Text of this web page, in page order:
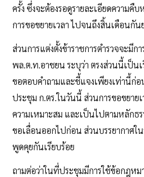
ครั้ง ซึ่งจะต้องรอดูรายละเอียดความคื
การขอขยายเวลา ไปจนถึงสิ้นเดือนกัน
ส่วนการแต่งตั้งข้าราชการตำรวจจะมีก
พล.ต.ท.อาชยน ระบุว่า ตรงส่วนนี้เป็นเ
ขอตอบคำถามและชี้แจงเพียงเท่านี้ก่อ
ประชุม ก.ตร.ในวันนี้ ส่วนการขอขยาย
ความเหมาะสม และเป็นไปตามหลักธร
ขอเลื่อนออกไปก่อน ส่วนบรรยากาศใ
พูดคุยกันเรียบร้อย
ถามต่อว่าในที่ประชุมมีการใช้ข้อกฎหม